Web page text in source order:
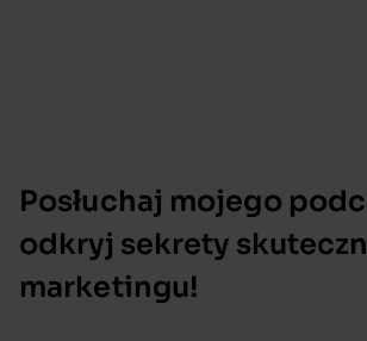
Posłuchaj mojego
odkryj sekrety
marketingu!